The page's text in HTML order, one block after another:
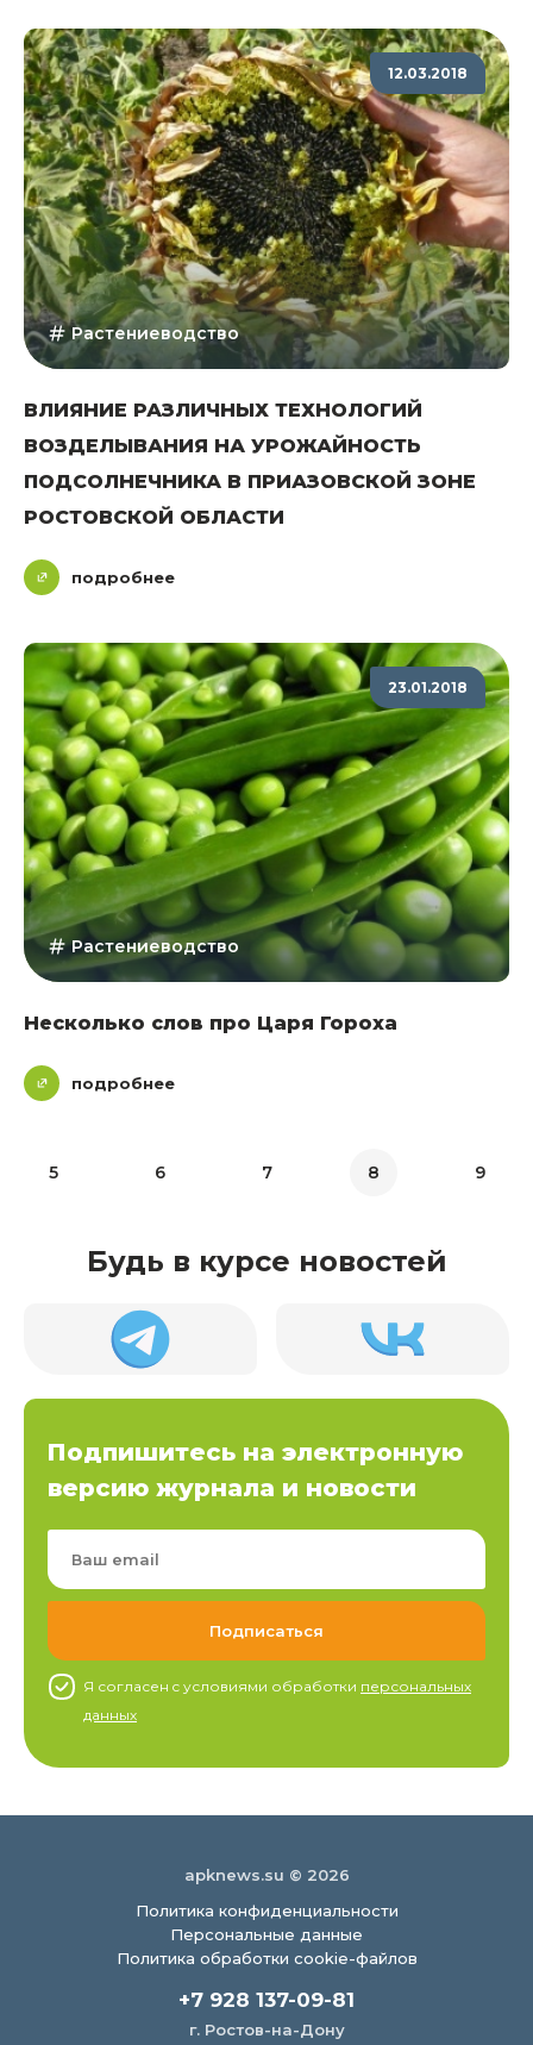
12.03.2018
Растениеводство
ВЛИЯНИЕ РАЗЛИЧНЫХ ТЕХНОЛОГИЙ
ВОЗДЕЛЫВАНИЯ НА УРОЖАЙНОСТЬ
ПОДСОЛНЕЧНИКА В ПРИАЗОВСКОЙ ЗОНЕ
РОСТОВСКОЙ ОБЛАСТИ
подробнее
23.01.2018
Растениеводство
Несколько слов про Царя Гороха
подробнее
5 6 7 8 9
Будь в курсе новостей
Подпишитесь на электронную
версию журнала и новости
Я согласен c условиями обработки персональных
данных
apknews.su © 2026
Политика конфиденциальности
Персональные данные
Политика обработки cookie-файлов
+7 928 137-09-81
г. Ростов-на-Дону